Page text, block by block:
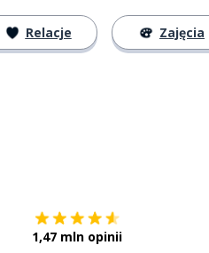
Relacje Zajęcia
1,47 mln opinii